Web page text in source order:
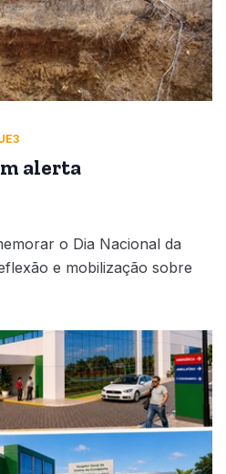
alerta
o Dia Nacional da
e mobilização sobre